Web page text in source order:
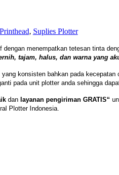
Printhead, Suplies Plotter
dengan menempatkan tetesan tinta
tajam, halus, dan warna yang
konsisten bahkan pada
pada unit plotter anda sehingga
danlayanan pengiriman GRATIS“
Plotter Indonesia.